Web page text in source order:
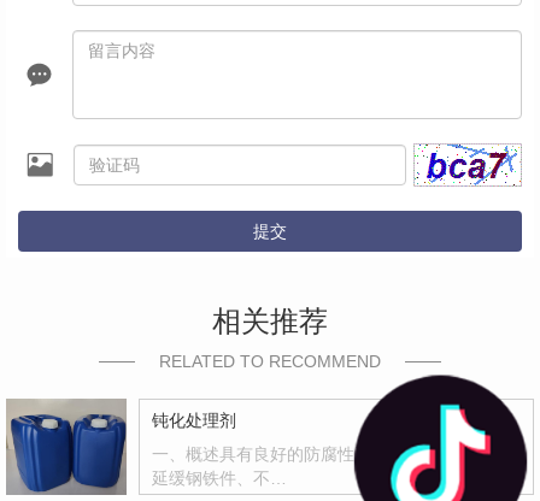
提交
相关推荐
RELATED TO RECOMMEND
钝化处理剂
一、概述具有良好的防腐性和封闭能力，有效地
延缓钢铁件、不…